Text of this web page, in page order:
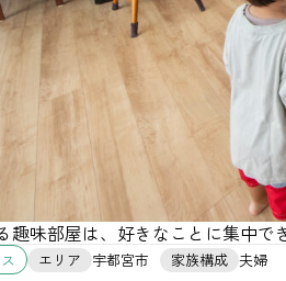
趣味部屋は、好きなことに集中で
エリア 宇都宮市 家族構成 夫婦